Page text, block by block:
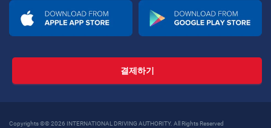
결제하기
Copyrights ©© 2026 INTERNATIONAL DRIVING AUTHORITY. All Rights Reserved